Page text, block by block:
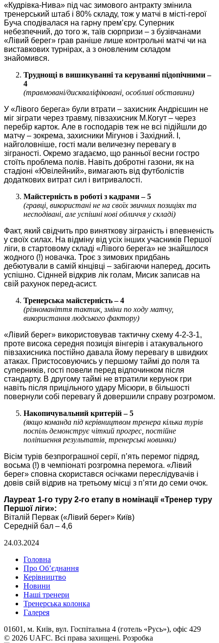
«Кудрівка-Нива» під час зимового антракту змінила
тренерський штаб і 80% складу, тож у матчі в місті-герої
Буча сподівалася на гарну прем’єру. Суперник
небезпечний, до того ж, таїв сюрпризи – з бузівчанами
«Лівий берег» грав раніше лише контрольні матчі чи на
виставкових турнірах, а з оновленим складом
знайомився.
Труднощі в вишикуванні та керуванні підопічними –
4
(травмовані/дискваліфіковані, особливі обставини)
У «Лівого берега» були втрати – захисник Андрієшин не
міг зіграти через травму, півзахисник М.Когут – через
перебір карток. Але в господарів теж не всі підійшли до
матчу – зокрема, захисники Мігунов і Західний. І,
найголовніше, гості мали величезну перевагу в
зіграності. Окремо згадаємо, що ранньої весни гостро
стоїть проблема полів. Навіть добротні газони, як на
стадіоні «Ювілейний», вимагають від футболістів
додаткових витрат сил і витривалості.
Майстерність в роботі з кадрами – 5
(гравці, використані не на своїх звичних позиціях та
несподівані, але успішні нові обличчя у складі)
Факт, який свідчить про виняткову зіграність і впевненість
у своїх силах. На відміну від усіх інших учасників Першої
ліги, в стартовому складі «Лівого берега» не знайшлося
жодного (!) новачка. Троє з зимових придбань
дебютували в самій кінцівці – забігаючи наперед, досить
успішно. Сіднней відкрив лік голам, Мисик записав на
свій рахунок перед-асист.
Тренерська майстерність – 4
(різноманіття тактик, зміни по ходу матчу,
використання людського фактору)
«Лівий берег» використовував тактичну схему 4-2-3-1,
проте висока середня позиція вінгерів і атакувального
півзахисника постійно давала йому перевагу в швидких
атаках. Пристосовуючись у першому таймі до поля та
суперників, гості повели перед відпочинком після
стандарту. В другому таймі не втратили керунок гри
навіть після прицільного удару Місюри, в більшості
повернули собі перевагу й довершили справу розгромом.
Накопичувальний критерій – 5
(якщо команда під керівництвом тренера кілька турів
поспіль демонструє чіткий прогрес, постійне
поліпшення результатів, тренерські новинки)
Вісім турів безпрограшної серії, п’ять перемог підряд,
восьма (!) в чемпіонаті розгромна перемога. «Лівий
берег» сповна скористався осічками переслідувачів і
довів свій відрив на третьому місці з п’яти до семи очок.
Лауреат 1-го туру 2-го етапу в номінації «Тренер туру
Першої ліги»:
Віталій Первак («Лівий берег» Київ)
Середній бал – 4,6
24.03.2024
Головна
Про Об’єднання
Керівництво
Новини
Наші тренери
Тренерська колонка
Галерея
01601, м. Київ, вул. Госпітальна 4 (готель «Русь»), офіс 429
© 2026 UAFC. Всі права захищені. Розробка